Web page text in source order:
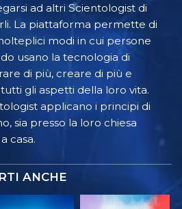
ad altri Scientologist di
La piattaforma permette di
modi in cui persone
usano la tecnologia di
di più, creare di più e
gli aspetti della loro vita.
applicano i principi di
sia presso la loro chiesa
casa.
ANCHE